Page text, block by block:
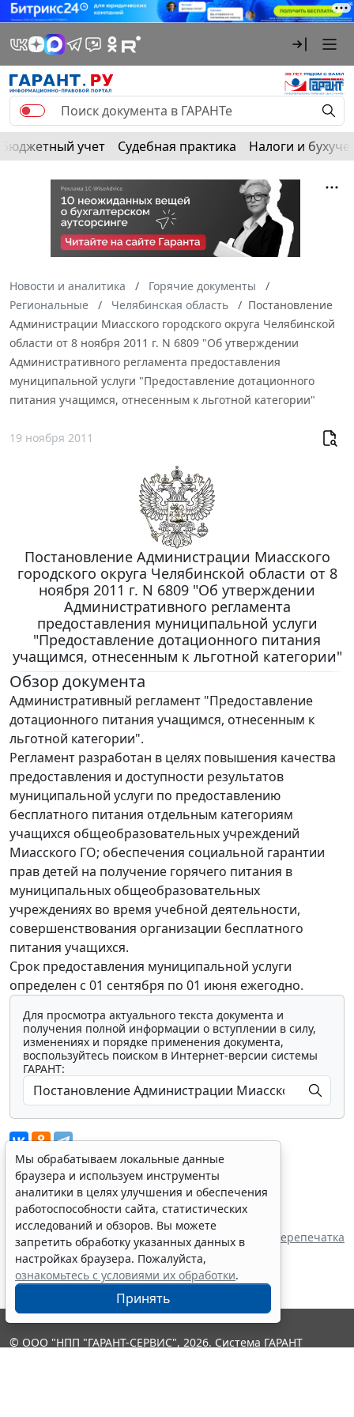
Бюджетный учет Судебная практика Налоги и
Новости и аналитика
Горячие документы
Региональные
Челябинская область
Постановление
Администрации Миасского городского округа Челябинской
области от 8 ноября 2011 г. N 6809 "Об утверждении
Административного регламента предоставления
муниципальной услуги "Предоставление дотационного
питания учащимся, отнесенным к льготной категории"
19 ноября 2011
Постановление Администрации Миасского
городского округа Челябинской области от 8
ноября 2011 г. N 6809 "Об утверждении
Административного регламента
предоставления муниципальной услуги
"Предоставление дотационного питания
учащимся, отнесенным к льготной категории"
Обзор документа
Административный регламент "Предоставление
дотационного питания учащимся, отнесенным к
льготной категории".
Регламент разработан в целях повышения качества
предоставления и доступности результатов
муниципальной услуги по предоставлению
бесплатного питания отдельным категориям
учащихся общеобразовательных учреждений
Миасского ГО; обеспечения социальной гарантии
прав детей на получение горячего питания в
муниципальных общеобразовательных
учреждениях во время учебной деятельности,
совершенствования организации бесплатного
питания учащихся.
Срок предоставления муниципальной услуги
определен с 01 сентября по 01 июня ежегодно.
Для просмотра актуального текста документа и
получения полной информации о вступлении в силу,
изменениях и порядке применения документа,
воспользуйтесь поиском в Интернет-версии системы
ГАРАНТ:
Показать все материалы
Источник:
Администрация Миасского городского округа
Перепечатка
Мы обрабатываем локальные данные
браузера и используем инструменты
аналитики в целях улучшения и обеспечения
работоспособности сайта, статистических
исследований и обзоров. Вы можете
запретить обработку указанных данных в
настройках браузера. Пожалуйста,
ознакомьтесь с условиями их обработки.
Принять
© ООО "НПП "ГАРАНТ-СЕРВИС", 2026. Система ГАРАНТ